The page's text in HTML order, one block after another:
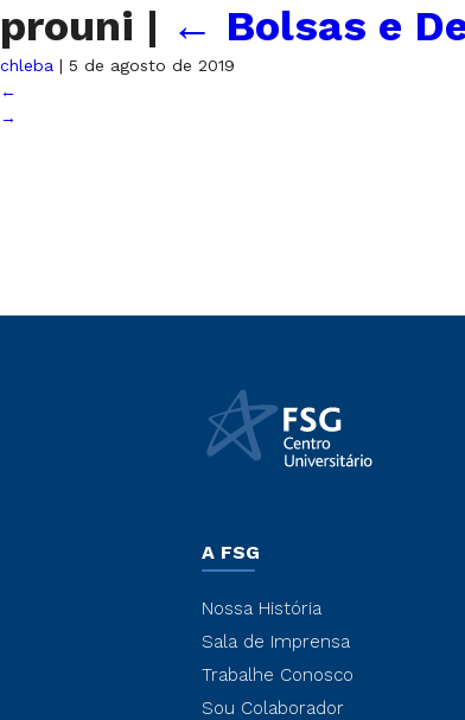
prouni | ← Bolsas e
chleba | 5 de agosto de 2019
←
→
A FSG
Nossa História
Sala de Imprensa
Trabalhe Conosco
Sou Colaborador